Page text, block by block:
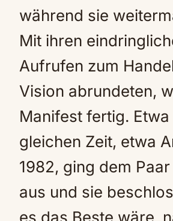
während sie
Mit ihren
Aufrufen zum
Vision abrundeten,
Manifest fertig.
gleichen Zeit, etwa
1982, ging dem
aus und sie
es das Beste wäre,